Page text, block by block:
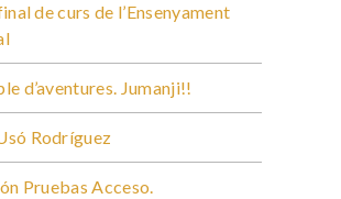
de curs de l’Ensenyament
d’aventures. Jumanji!!
Rodríguez
Pruebas Acceso.